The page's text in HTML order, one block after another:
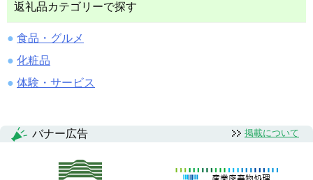
返礼品カテゴリーで探す
食品・グルメ
化粧品
体験・サービス
バナー広告 掲載について